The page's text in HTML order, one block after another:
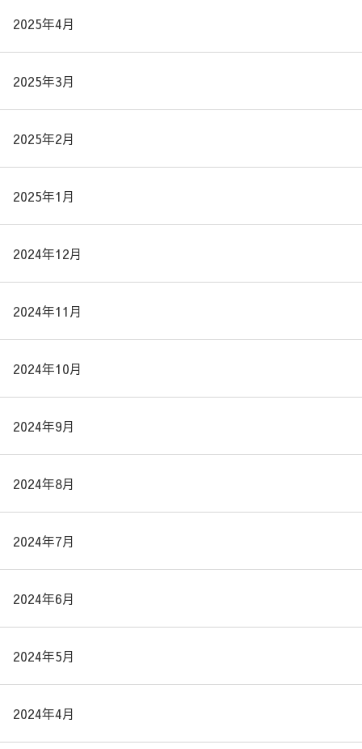
2025年4月
2025年3月
2025年2月
2025年1月
2024年12月
2024年11月
2024年10月
2024年9月
2024年8月
2024年7月
2024年6月
2024年5月
2024年4月